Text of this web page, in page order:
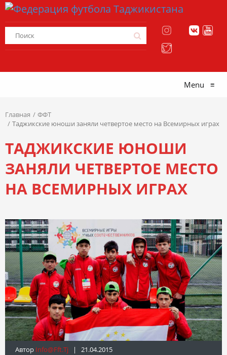
Menu ≡
Главная
ФФТ
Таджикские юноши заняли четвертое место на Всемирных играх
ТАДЖИКСКИЕ ЮНОШИ
ЗАНЯЛИ ЧЕТВЕРТОЕ МЕСТО
НА ВСЕМИРНЫХ ИГРАХ
Автор Info@fft.tj | 21.04.2015